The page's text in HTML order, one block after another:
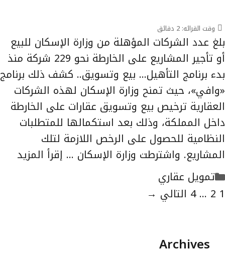
وقت القرائه: 2 دقائق
بلغ عدد الشركات المؤهلة من وزارة الإسكان للبيع
أو تأجير المشاريع على الخارطة نحو 229 شركة منذ
بدء برنامج التأهيل… بيع وتسويق.. كشف ذلك برنامج
«وافي»، حيث تمنح وزارة الإسكان لهذه الشركات
العقارية ترخيص بيع وتسويق عقارات على الخارطة
داخل المملكة، وذلك بعد استكمالها للمتطلبات
النظامية للحصول على الرخص اللازمة لتلك
المشاريع. واشترطت وزارة الإسكان … إقرأ المزيد
التصنيفات
تمويل عقاري
الصفحة
1 الصفحة
2
...الصفحة
4 التالي →
Archives